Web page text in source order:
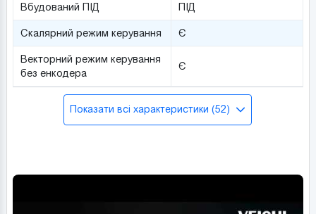
Вбудований ПІД ПІД
Скалярний режим керування Є
Векторний режим керування
без енкодера
Є
Показати всі характеристики (52)